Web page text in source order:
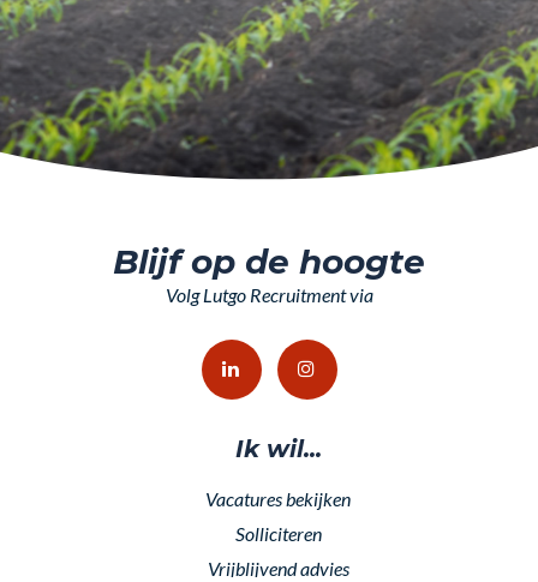
Blijf op de hoogte
Volg Lutgo Recruitment via
Ik wil...
Vacatures bekijken
Solliciteren
Vrijblijvend advies